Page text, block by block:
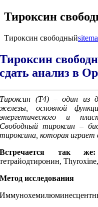
Тироксин
Тироксин свободный
Тироксин
сдать анализ в
Тироксин (Т4) – один из
железы, основной
энергетического и
Свободный тироксин –
тироксина, которая
Встречается так
тетрайодтиронин,
Метод исследования